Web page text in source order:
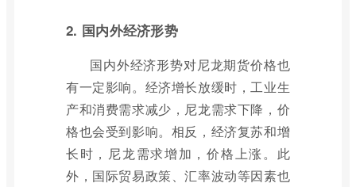
2. 国内外经济形势
国内外经济形势对尼龙期货价格也
有一定影响。经济增长放缓时，工业生
产和消费需求减少，尼龙需求下降，价
格也会受到影响。相反，经济复苏和增
长时，尼龙需求增加，价格上涨。此
外，国际贸易政策、汇率波动等因素也